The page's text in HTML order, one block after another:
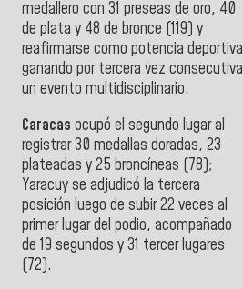
medallero con 31 preseas de oro, 40
de plata y 48 de bronce (119) y
reafirmarse como potencia deportiva
ganando por tercera vez consecutiva
un evento multidisciplinario.
Caracas ocupó el segundo lugar al
registrar 30 medallas doradas, 23
plateadas y 25 broncíneas (78);
Yaracuy se adjudicó la tercera
posición luego de subir 22 veces al
primer lugar del podio, acompañado
de 19 segundos y 31 tercer lugares
(72).